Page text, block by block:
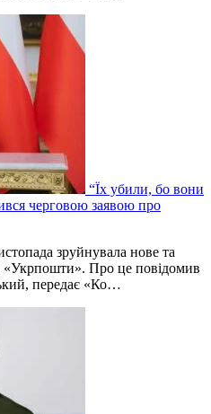
“Їх убили, бо вони
черговою заявою про
зруйнувала нове та
«Укрпошти». Про це повідомив
передає «Ко…